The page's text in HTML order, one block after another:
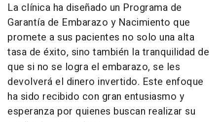
La clínica ha diseñado un Programa de
Garantía de Embarazo y Nacimiento que
promete a sus pacientes no solo una alta
tasa de éxito, sino también la tranquilidad de
que si no se logra el embarazo, se les
devolverá el dinero invertido. Este enfoque
ha sido recibido con gran entusiasmo y
esperanza por quienes buscan realizar su